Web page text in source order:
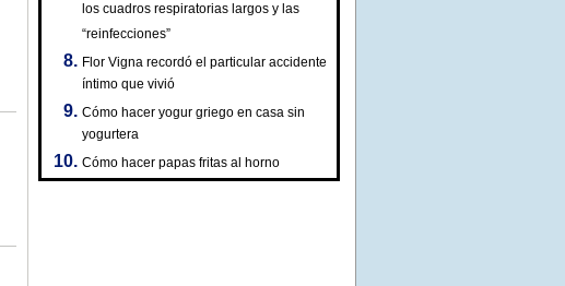
los cuadros respiratorias largos y las
“reinfecciones”
Flor Vigna recordó el particular accidente
íntimo que vivió
Cómo hacer yogur griego en casa sin
yogurtera
Cómo hacer papas fritas al horno